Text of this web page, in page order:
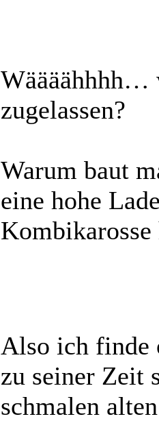
Wäääähhhh…
zugelassen?
Warum baut
eine hohe
Kombikarosse
Also ich finde
zu seiner Zeit
schmalen